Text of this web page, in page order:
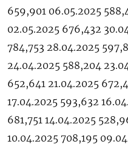
659,901 06.05.2025
02.05.2025 676,432
784,753 28.04.2025
24.04.2025 588,204
652,641 21.04.2025
17.04.2025 593,632
681,751 14.04.2025
10.04.2025 708,195